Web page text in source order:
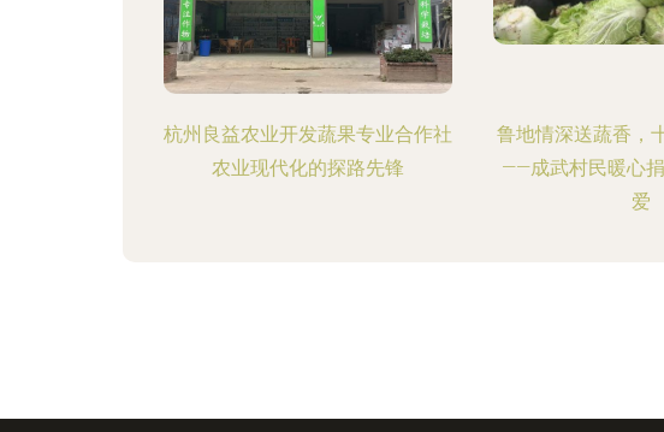
杭州良益农业开发蔬果专业合作社
农业现代化的探路先锋
鲁地情深送蔬香，
——成武村民暖心
爱